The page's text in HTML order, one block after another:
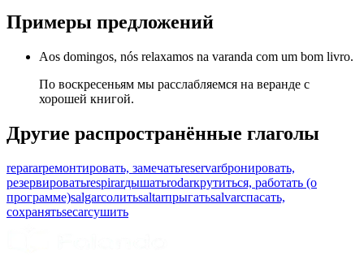
Примеры предложений
Aos domingos, nós relaxamos na varanda com um bom livro.
По воскресеньям мы расслабляемся на веранде с
хорошей книгой.
Другие распространённые глаголы
repararремонтировать, замечатьreservarбронировать,
резервироватьrespirarдышатьrodarкрутиться, работать (о
программе)salgarсолитьsaltarпрыгатьsalvarспасать,
сохранятьsecarсушить